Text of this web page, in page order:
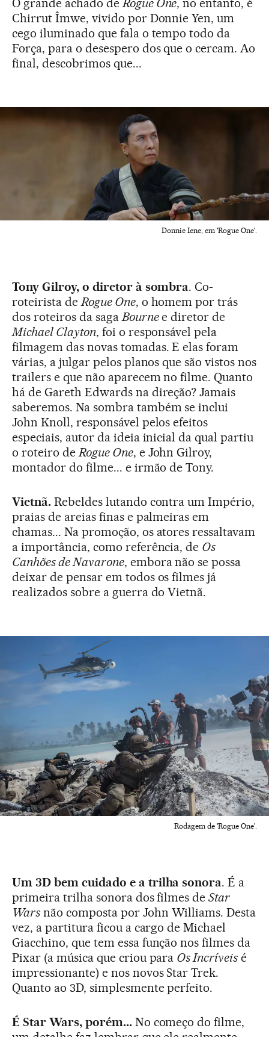
O grande achado deRogue One, no entanto, é
Chirrut Îmwe, vivido por Donnie Yen, um
cego iluminado que fala o tempo todo da
Força, para o desespero dos que o cercam. Ao
final, descobrimos que...
Donnie Iene, em 'Rogue One'.
Tony Gilroy, o diretor à sombra. Co-
roteirista deRogue One, o homem por trás
dos roteiros da sagaBournee diretor de
Michael Clayton, foi o responsável pela
filmagem das novas tomadas. E elas foram
várias, a julgar pelos planos que são vistos nos
trailers e que não aparecem no filme. Quanto
há de Gareth Edwards na direção? Jamais
saberemos. Na sombra também se inclui
John Knoll, responsável pelos efeitos
especiais, autor da ideia inicial da qual partiu
o roteiro deRogue One, e John Gilroy,
montador do filme... e irmão de Tony.
Vietnã.Rebeldes lutando contra um Império,
praias de areias finas e palmeiras em
chamas... Na promoção, os atores ressaltavam
a importância, como referência, de Os
Canhões de Navarone, embora não se possa
deixar de pensar em todos os filmes já
realizados sobre a guerra do Vietnã.
Rodagem de 'Rogue One'.
Um 3D bem cuidado e a trilha sonora. É a
primeira trilha sonora dos filmes deStar
Warsnão composta por John Williams. Desta
vez, a partitura ficou a cargo de Michael
Giacchino, que tem essa função nos filmes da
Pixar (a música que criou para Os Incríveis é
impressionante) e nos novos Star Trek.
Quanto ao 3D, simplesmente perfeito.
É Star Wars, porém...No começo do filme,